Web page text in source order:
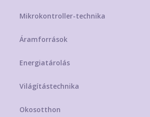
Mikrokontroller-technika
Áramforrások
Energiatárolás
Világítástechnika
Okosotthon